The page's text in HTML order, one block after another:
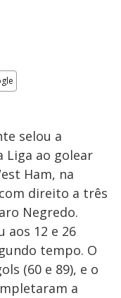
selou a
Liga ao golear
Ham, na
direito a três
Negredo.
aos 12 e 26
tempo. O
(60 e 89), e o
a